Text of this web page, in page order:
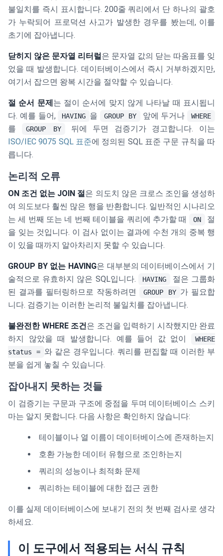
불일치를 즉시 표시합니다. 200줄 쿼리에서 단 하나의 괄호
가 누락되어 프로덕션 사고가 발생한 경우를 봤는데, 이를
초기에 잡아냅니다.
닫히지 않은 문자열 리터럴은 문자열 값의 닫는 따옴표를 잊
었을 때 발생합니다. 데이터베이스에서 즉시 거부하겠지만,
여기서 잡으면 왕복 시간을 절약할 수 있습니다.
절 순서 문제는 절이 순서에 맞지 않게 나타날 때 표시됩니
다. 예를 들어,
HAVING 을 GROUP BY 앞에 두거나 WHERE
를 GROUP BY
뒤에 두면 검증기가 경고합니다. 이는
ISO/IEC 9075 SQL 표준에 정의된 SQL 표준 구문 규칙을 따
릅니다.
논리적 오류
ON 조건 없는 JOIN 절은 의도치 않은 크로스 조인을 생성하
여 의도보다 훨씬 많은 행을 반환합니다. 일반적인 시나리오
는 세 번째 또는 네 번째 테이블을 쿼리에 추가할 때
ON
절
을 잊는 것입니다. 이 검사 없이는 결과에 수천 개의 중복 행
이 있을 때까지 알아차리지 못할 수 있습니다.
GROUP BY 없는 HAVING은 대부분의 데이터베이스에서 기
술적으로 유효하지 않은 SQL입니다.
HAVING
절은 그룹화
된 결과를 필터링하므로 작동하려면
GROUP BY 가 필요합
니다. 검증기는 이러한 논리적 불일치를 잡아냅니다.
불완전한 WHERE 조건은 조건을 입력하기 시작했지만 완료
하지 않았을 때 발생합니다. 예를 들어 값 없이
WHERE
status = 와 같은 경우입니다. 쿼리를 편집할 때 이러한 부
분을 쉽게 놓칠 수 있습니다.
잡아내지 못하는 것들
이 검증기는 구문과 구조에 중점을 두며 데이터베이스 스키
마는 알지 못합니다. 다음 사항은 확인하지 않습니다:
테이블이나 열 이름이 데이터베이스에 존재하는지
호환 가능한 데이터 유형으로 조인하는지
쿼리의 성능이나 최적화 문제
쿼리하는 테이블에 대한 접근 권한
이를 실제 데이터베이스에 보내기 전의 첫 번째 검사로 생각
하세요.
이 도구에서 적용되는 서식 규칙